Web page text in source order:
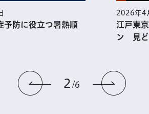
前のスライドを表
3 6
江戸東京博物館リニューアルオー
ン 見どころを徹底解説！